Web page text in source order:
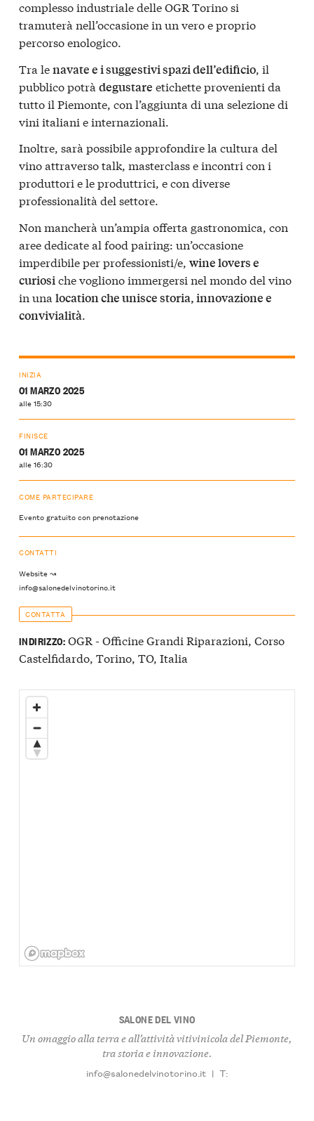
complesso industriale delle OGR Torino si
tramuterà nell’occasione in un vero e proprio
percorso enologico.
Tra lenavate e i suggestivi spazi dell’edificio, il
pubblico potrà degustare etichette provenienti da
tutto il Piemonte, con l’aggiunta di una selezione di
vini italiani e internazionali.
Inoltre, sarà possibile approfondire la cultura del
vino attraverso talk, masterclass e incontri con i
produttori e le produttrici, e con diverse
professionalità del settore.
Non mancherà un’ampia offerta gastronomica, con
aree dedicate al food pairing: un’occasione
imperdibile per professionisti/e, wine lovers e
curiosiche vogliono immergersi nel mondo del vino
in una location che unisce storia, innovazione e
convivialità.
INIZIA
01 MARZO 2025
alle 15:30
FINISCE
01 MARZO 2025
alle 16:30
COME PARTECIPARE
Evento gratuito con prenotazione
CONTATTI
Website ↝
info@salonedelvinotorino.it
CONTATTA
INDIRIZZO:OGR - Officine Grandi Riparazioni, Corso
Castelfidardo, Torino, TO, Italia
SALONE DEL VINO
Un omaggio alla terra e all’attività vitivinicola del Piemonte,
tra storia e innovazione.
info@salonedelvinotorino.it | T: